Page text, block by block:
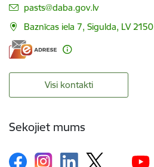
E-pasts:
pasts@daba.gov.lv
Baznīcas iela 7, Sigulda, LV 2150
Visi kontakti
Sekojiet mums